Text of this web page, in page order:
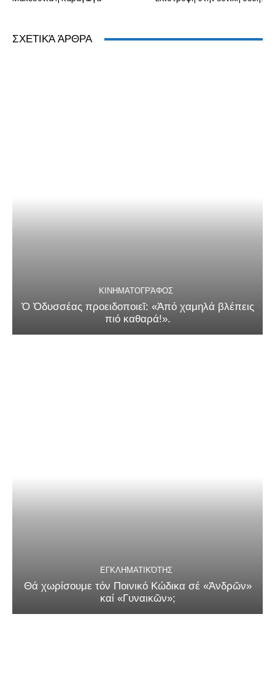
ΣΧΕΤΙΚΆ ΆΡΘΡΑ
ΚΙΝΗΜΑΤΟΓΡΆΦΟΣ
Ὁ Ὀδυσσέας προειδοποιεῖ: «Ἀπό χαμηλά βλέπεις
πιό καθαρά!».
ΕΓΚΛΗΜΑΤΙΚΌΤΗΣ
Θά χωρίσουμε τόν Ποινικό Κώδικα σέ «Ἀνδρῶν»
καί «Γυναικῶν»;